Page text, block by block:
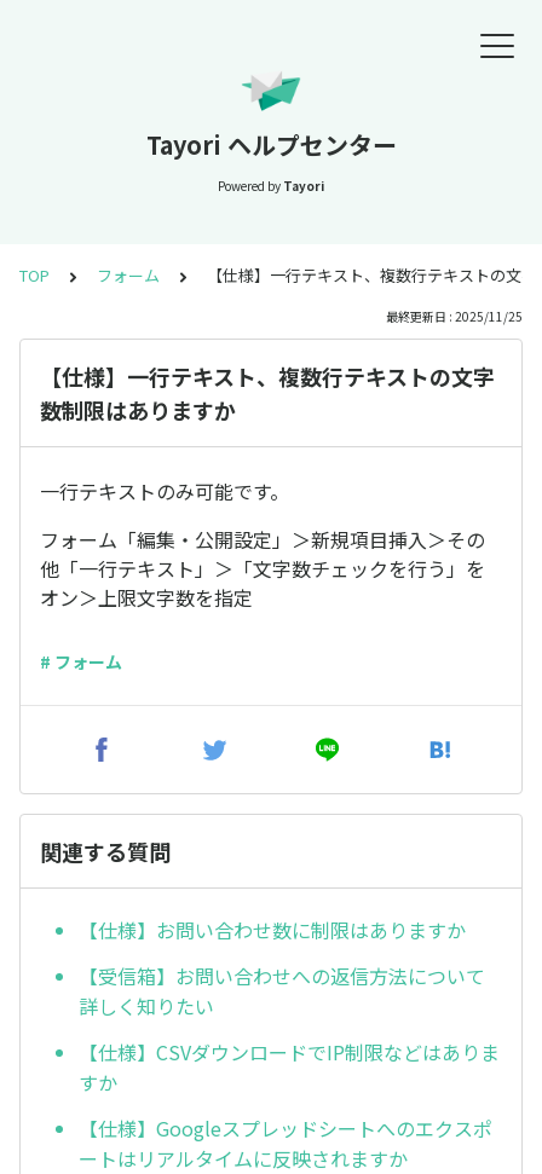
Tayori ヘルプセンター
Powered by Tayori
TOP フォーム 【仕様】一行テキスト、複数行テキストの文
最終更新日 : 2025/11/25
【仕様】一行テキスト、複数行テキストの文字
数制限はありますか
一行テキストのみ可能です。
フォーム「編集・公開設定」＞新規項目挿入＞その
他「一行テキスト」＞「文字数チェックを行う」を
オン＞上限文字数を指定
# フォーム
関連する質問
【仕様】お問い合わせ数に制限はありますか
【受信箱】お問い合わせへの返信方法について
詳しく知りたい
【仕様】CSVダウンロードでIP制限などはありま
すか
【仕様】Googleスプレッドシートへのエクスポ
ートはリアルタイムに反映されますか